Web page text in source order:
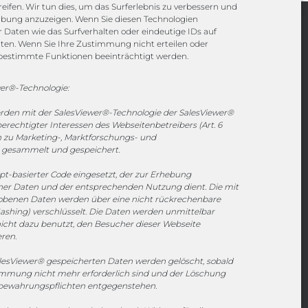
Wir tun dies, um das Surferlebnis zu verbessern und
anzuzeigen. Wenn Sie diesen Technologien
wie das Surfverhalten oder eindeutige IDs auf
Wenn Sie Ihre Zustimmung nicht erteilen oder
Funktionen beeinträchtigt werden.
Technologie:
mit der SalesViewer®-Technologie der SalesViewer®
Interessen des Webseitenbetreibers (Art. 6
zu Marketing-, Marktforschungs- und
und gespeichert.
basierter Code eingesetzt, der zur Erhebung
Daten und der entsprechenden Nutzung dient. Die mit
Daten werden über eine nicht rückrechenbare
verschlüsselt. Die Daten werden unmittelbar
dazu benutzt, den Besucher dieser Webseite
gespeicherten Daten werden gelöscht, sobald
nicht mehr erforderlich sind und der Löschung
entgegenstehen.
Channels
Mo. - Do. 08:00 - 17:00 Uhr
Fr. 08:00 - 15:00 Uhr
Sponsoring